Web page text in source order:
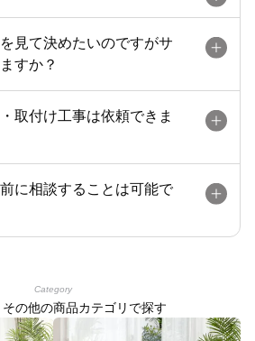
見て決めたいのですがサ
すか？
取付け工事は依頼できま
に相談することは可能で
Category
の他の商品カテゴリで探す